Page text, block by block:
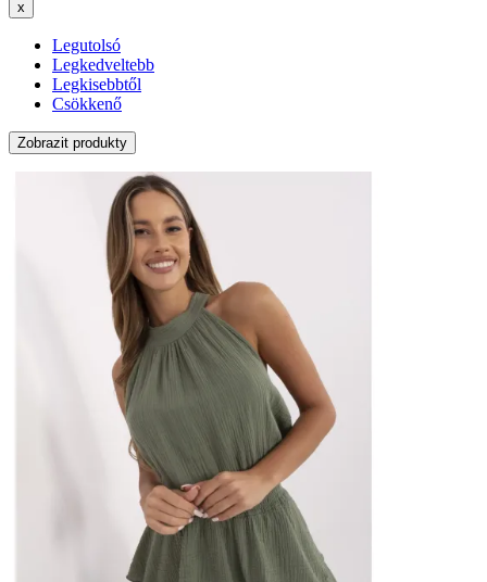
x
Legutolsó
Legkedveltebb
Legkisebbtől
Csökkenő
Zobrazit produkty